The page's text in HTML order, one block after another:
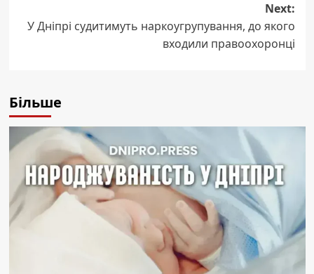
Next:
У Дніпрі судитимуть наркоугрупування, до якого
входили правоохоронці
Більше